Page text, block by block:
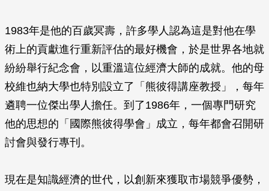
1983年是他的百歲冥壽，許多學人認為這是對他在學
術上的貢獻進行重新評估的最好機會，於是世界各地就
紛紛舉行紀念會，以重溫這位經濟大師的成就。他的母
校維也納大學也特別設立了「熊彼得講座教授」，每年
遴聘一位傑出學人擔任。到了1986年，一個專門研究
他的思想的「國際熊彼得學會」成立，每年都會召開研
討會與發行專刊。
現在是知識經濟的世代，以創新來獲取市場競爭優勢，